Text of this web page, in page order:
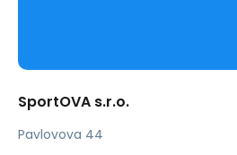
SportOVA s.r.o.
Pavlovova 44